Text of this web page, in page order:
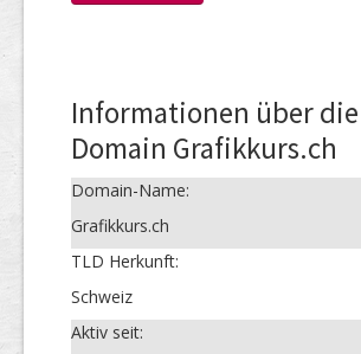
Informationen über die
Domain Grafikkurs.ch
Domain-Name:
Grafikkurs.ch
TLD Herkunft:
Schweiz
Aktiv seit: